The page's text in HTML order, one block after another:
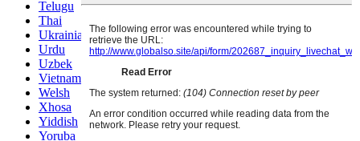
Telugu
Thai
Ukrainian
Urdu
Uzbek
Vietnamese
Welsh
Xhosa
Yiddish
Yoruba